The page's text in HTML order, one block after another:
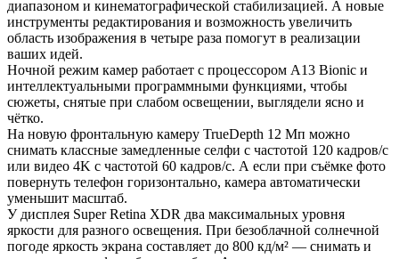
диапазоном и кинемато­графической стабилизацией. А новые
инструменты редактирования и возмож­ность увеличить
область изображения в четыре раза помогут в реализации
ваших идей.
Ночной режим камер работает с процессором A13 Bionic и
интеллектуальными программными функциями, чтобы
сюжеты, снятые при слабом освещении, выглядели ясно и
чётко.
На новую фронтальную камеру TrueDepth 12 Мп можно
снимать классные замедленные селфи с частотой 120 кадров/с
или видео 4K с частотой 60 кадров/с. А если при съёмке фото
повернуть телефон горизонтально, камера автоматически
уменьшит масштаб.
У дисплея Super Retina XDR два максимальных уровня
яркости для разного освещения. При безоблачной солнечной
погоде яркость экрана составляет до 800 кд/ м² — снимать и